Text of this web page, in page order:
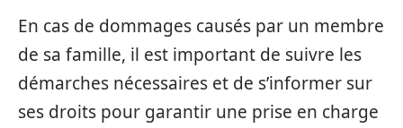
En cas de dommages causés par un membre
de sa famille, il est important de suivre les
démarches nécessaires et de s’informer sur
ses droits pour garantir une prise en charge